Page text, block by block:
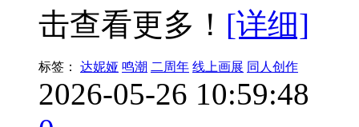
击查看更多！ [详细]
标签： 达妮娅 鸣潮 二周年 线上画展 同人创作
2026-05-26 10:59:48